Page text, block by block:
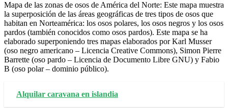
Mapa de las zonas de osos de América del Norte: Este mapa muestra
la superposición de las áreas geográficas de tres tipos de osos que
habitan en Norteamérica: los osos polares, los osos negros y los osos
pardos (también conocidos como osos pardos). Este mapa se ha
elaborado superponiendo tres mapas elaborados por Karl Musser
(oso negro americano – Licencia Creative Commons), Simon Pierre
Barrette (oso pardo – Licencia de Documento Libre GNU) y Fabio
B (oso polar – dominio público).
Alquilar caravana en islandia